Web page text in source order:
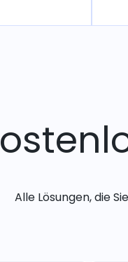
Alle Lösungen, die